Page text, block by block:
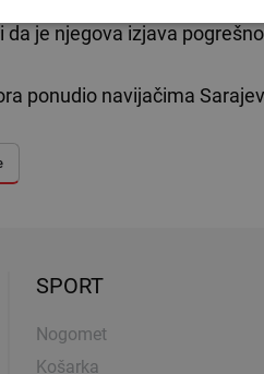
je njegova izjava
ponudio navijačima
SPORT
Nogomet
Košarka